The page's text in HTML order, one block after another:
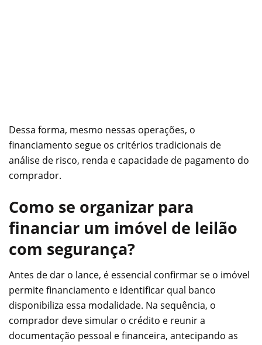
Dessa forma, mesmo nessas operações, o
financiamento segue os critérios tradicionais de
análise de risco, renda e capacidade de pagamento do
comprador.
Como se organizar para
financiar um imóvel de leilão
com segurança?
Antes de dar o lance, é essencial confirmar se o imóvel
permite financiamento e identificar qual banco
disponibiliza essa modalidade. Na sequência, o
comprador deve simular o crédito e reunir a
documentação pessoal e financeira, antecipando as